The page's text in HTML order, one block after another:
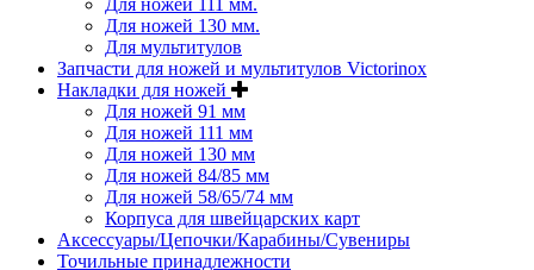
Для ножей 111 мм.
Для ножей 130 мм.
Для мультитулов
Запчасти для ножей и мультитулов Victorinox
Накладки для ножей
Для ножей 91 мм
Для ножей 111 мм
Для ножей 130 мм
Для ножей 84/85 мм
Для ножей 58/65/74 мм
Корпуса для швейцарских карт
Аксессуары/Цепочки/Карабины/Сувениры
Точильные принадлежности